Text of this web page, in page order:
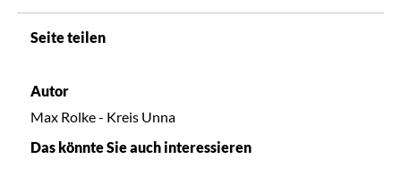
Seite teilen
Autor
Max Rolke - Kreis Unna
Das könnte Sie auch interessieren